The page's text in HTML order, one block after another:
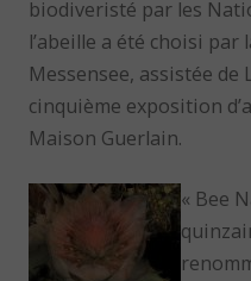
biodiveristé par les
l’abeille a été choisi
Messensee, assistée
cinquième exposition
Maison Guerlain.
« Bee